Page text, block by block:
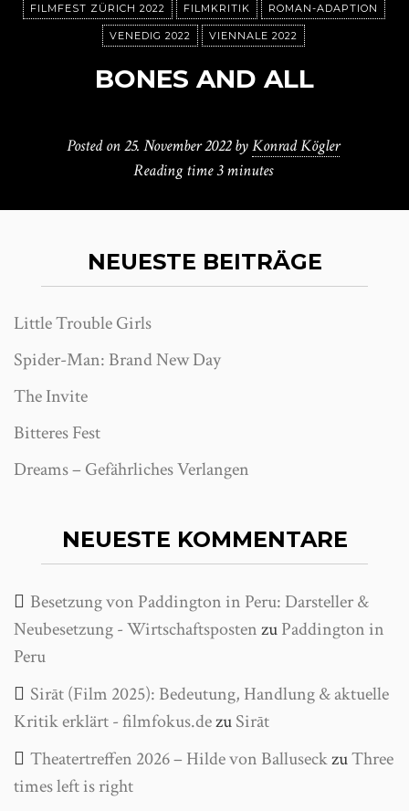
FILMFEST ZÜRICH 2022 FILMKRITIK ROMAN-ADAPTION
VENEDIG 2022 VIENNALE 2022
BONES AND ALL
Posted on25. November 2022 byKonrad Kögler
Reading time3 minutes
NEUESTE BEITRÄGE
Little Trouble Girls
Spider-Man: Brand New Day
The Invite
Bitteres Fest
Dreams – Gefährliches Verlangen
NEUESTE KOMMENTARE
Besetzung von Paddington in Peru: Darsteller &
Neubesetzung - WirtschaftspostenzuPaddington in
Peru
Sirāt (Film 2025): Bedeutung, Handlung & aktuelle
Kritik erklärt - filmfokus.dezuSirāt
Theatertreffen 2026 – Hilde von BalluseckzuThree
times left is right